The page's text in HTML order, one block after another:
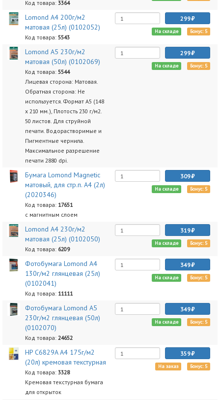
Код товара: 3364
Lomond A4 200г/м2
матовая (25л) (0102052)
Код товара: 5543
299
На складе Бонус: 5
Lomond A5 230г/м2
матовая (50л) (0102069)
Код товара: 5544
Лицевая сторона: Матовая.
Обратная сторона: Не
используется. Формат A5 (148
x 210 мм.), Плотость 230 г/м2.
50 листов. Для струйной
печати. Водорастворимые и
Пигментные чернила.
Максимальное разрешение
печати 2880 dpi.
299
На складе Бонус: 5
Бумага Lomond Magnetic
матовый, для стр.п. A4 (2л)
(2020346)
Код товара: 17651
с магнитным слоем
309
На складе Бонус: 5
Lomond A4 230г/м2
матовая (25л) (0102050)
Код товара: 6209
319
На складе Бонус: 5
Фотобумага Lomond A4
130г/м2 глянцевая (25л)
(0102041)
Код товара: 11111
349
На складе Бонус: 5
Фотобумага Lomond A5
230г/м2 глянцевая (50л)
(0102070)
Код товара: 24652
349
На складе Бонус: 5
HP C6829A A4 175г/м2
(20л) кремовая текстурная
Код товара: 3328
Кремовая текстурная бумага
для открыток
359
На заказ Бонус: 5